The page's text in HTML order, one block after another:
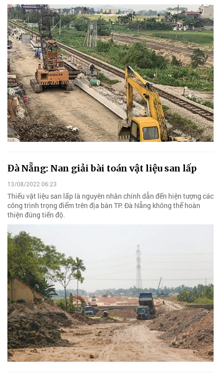
Đà Nẵng: Nan giải bài toán vật liệu san lấp
13/08/2022 06:23
Thiếu vật liệu san lấp là nguyên nhân chính dẫn đến hiện tượng các
công trình trọng điểm trên địa bàn TP. Đà Nẵng không thể hoàn
thiện đúng tiến độ.